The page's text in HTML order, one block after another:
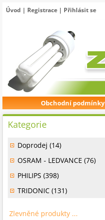
Úvod | Registrace | Přihlásit se
Obchodní podmínky
Kategorie
Doprodej (14)
OSRAM - LEDVANCE (76)
PHILIPS (398)
TRIDONIC (131)
Zlevněné produkty ...